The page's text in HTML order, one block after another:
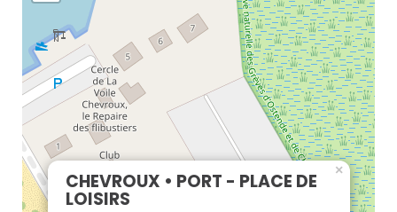
CHEVROUX • PORT - PLACE DE
LOISIRS
×